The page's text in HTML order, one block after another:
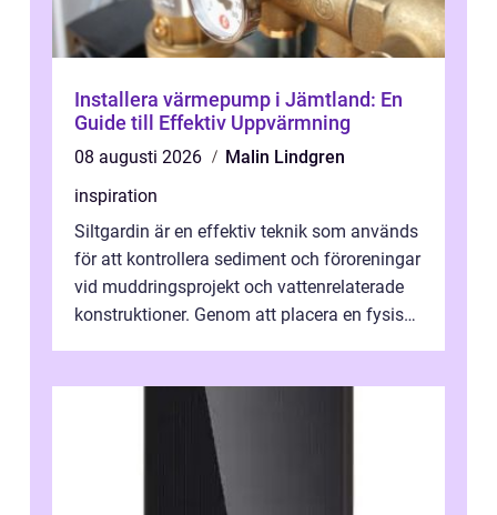
Installera värmepump i Jämtland: En
Guide till Effektiv Uppvärmning
08 augusti 2026
Malin Lindgren
inspiration
Siltgardin är en effektiv teknik som används
för att kontrollera sediment och föroreningar
vid muddringsprojekt och vattenrelaterade
konstruktioner. Genom att placera en fysisk